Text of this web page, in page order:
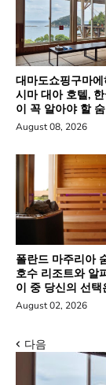
대마도쇼핑구마
시마 대아 호텔,
이 꼭 알아야 할
August 08, 2026
폴란드 마주리아
호수 리조트와 알
이 중 당신의 선택
August 02, 2026
다음